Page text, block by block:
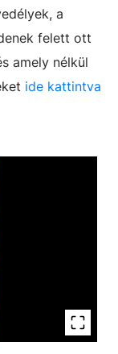
a
felett ott
amely nélkül
ide kattintva